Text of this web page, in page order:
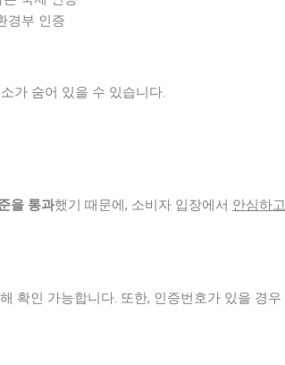
경부 인증
가 숨어 있을 수 있습니다.
을 통과했기 때문에, 소비자 입장에서 안심하
확인 가능합니다. 또한, 인증번호가 있을 경우